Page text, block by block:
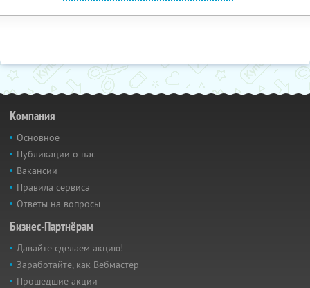
Компания
Основное
Публикации о нас
Вакансии
Правила сервиса
Ответы на вопросы
Бизнес-Партнёрам
Давайте сделаем акцию!
Заработайте, как Вебмастер
Прошедшие акции